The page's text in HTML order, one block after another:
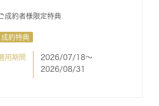
成約者様限定特典
成約特典
用期間
2026/07/18〜
2026/08/31